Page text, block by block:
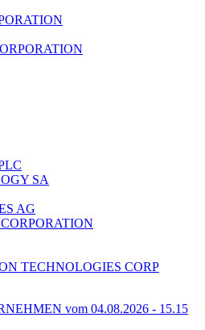
SA
AG
TECHNOLOGIES CORP
vom 04.08.2026 - 15.15